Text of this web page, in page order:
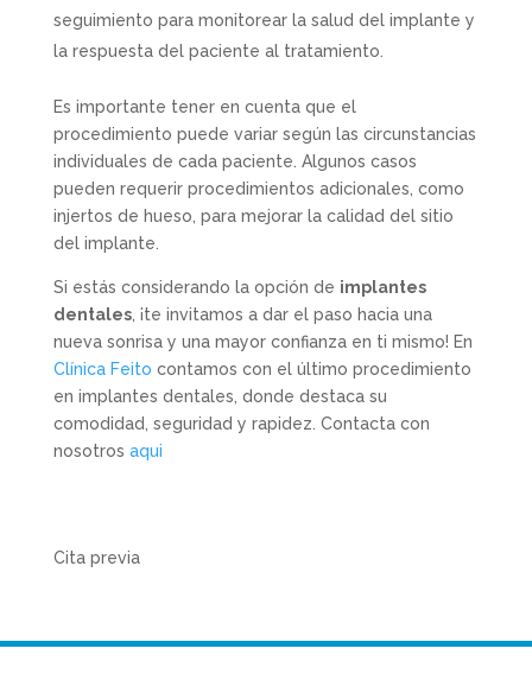
seguimiento para monitorear la salud del implante y
la respuesta del paciente al tratamiento.
Es importante tener en cuenta que el
procedimiento puede variar según las circunstancias
individuales de cada paciente. Algunos casos
pueden requerir procedimientos adicionales, como
injertos de hueso, para mejorar la calidad del sitio
del implante.
Si estás considerando la opción de implantes
dentales, ¡te invitamos a dar el paso hacia una
nueva sonrisa y una mayor confianza en ti mismo! En
Clínica Feito contamos con el último procedimiento
en implantes dentales, donde destaca su
comodidad, seguridad y rapidez. Contacta con
nosotros aqui
Cita previa